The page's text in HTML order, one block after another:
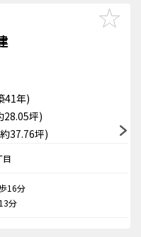
41年)
28.05坪)
37.76坪)
目
16分
分